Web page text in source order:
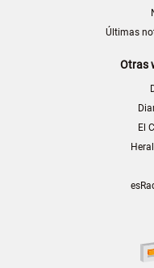
Últimas
Otras
El